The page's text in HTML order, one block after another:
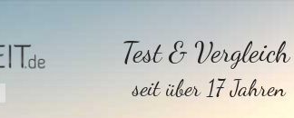
Test & Vergleich
seit über 17 Jahren